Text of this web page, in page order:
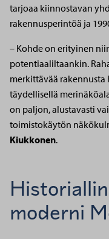
tarjoaa kiinnostavan
rakennusperintöä ja
– Kohde on erityinen
potentiaaliltaankin.
merkittävää rakennusta
täydellisellä
on paljon, alustavasti
toimistokäytön
Kiukkonen.
moderni